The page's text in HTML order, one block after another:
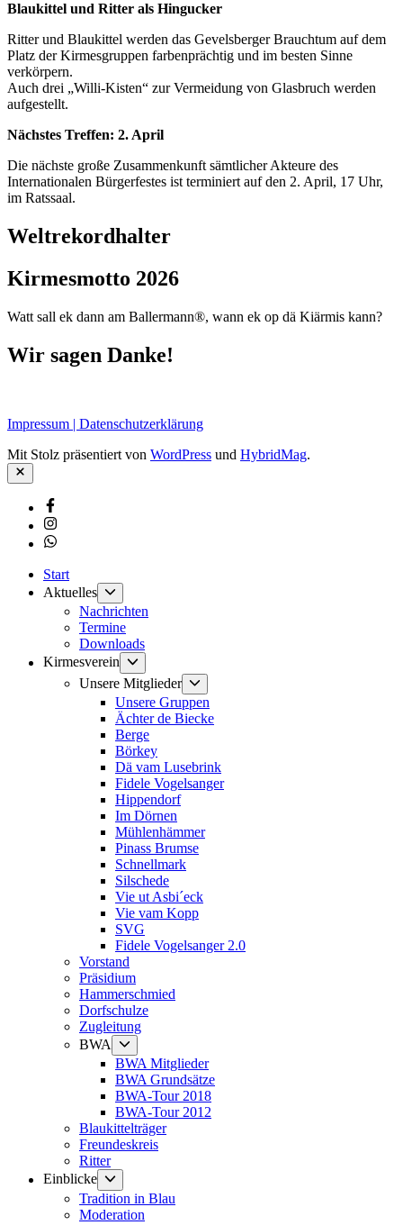
Blaukittel und Ritter als Hingucker
Ritter und Blaukittel werden das Gevelsberger Brauchtum auf dem
Platz der Kirmesgruppen farbenprächtig und im besten Sinne
verkörpern.
Auch drei „Willi-Kisten“ zur Vermeidung von Glasbruch werden
aufgestellt.
Nächstes Treffen: 2. April
Die nächste große Zusammenkunft sämtlicher Akteure des
Internationalen Bürgerfestes ist terminiert auf den 2. April, 17 Uhr,
im Ratssaal.
Weltrekordhalter
Kirmesmotto 2026
Watt sall ek dann am Ballermann®, wann ek op dä Kiärmis kann?
Wir sagen Danke!
Impressum | Datenschutzerklärung
Mit Stolz präsentiert von WordPress und HybridMag.
Schließen
Facebook
Instagram
Whatsapp
Start
Aktuelles
anzeigen
Nachrichten
Termine
Downloads
Kirmesverein
Untermenü
anzeigen
Unsere Mitglieder
anzeigen
Unsere Gruppen
Ächter de Biecke
Berge
Börkey
Dä vam Lusebrink
Fidele Vogelsanger
Hippendorf
Im Dörnen
Mühlenhämmer
Pinass Brumse
Schnellmark
Silschede
Vie ut Asbi´eck
Vie vam Kopp
SVG
Fidele Vogelsanger 2.0
Vorstand
Präsidium
Hammerschmied
Dorfschulze
Zugleitung
BWA
anzeigen
BWA Mitglieder
BWA Grundsätze
BWA-Tour 2018
BWA-Tour 2012
Blaukittelträger
Freundeskreis
Ritter
Einblicke
Untermenü
anzeigen
Tradition in Blau
Moderation